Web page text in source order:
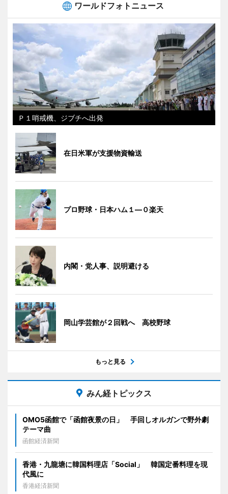
ワールドフォトニュース
Ｐ１哨戒機、ジブチへ出発
在日米軍が支援物資輸送
プロ野球・日本ハム１―０楽天
内閣・党人事、説明避ける
岡山学芸館が２回戦へ 高校野球
もっと見る
みん経トピックス
OMO5函館で「函館夜景の日」 手回しオルガンで野外劇
テーマ曲
函館経済新聞
香港・九龍塘に韓国料理店「Social」 韓国定番料理を現
代風に
香港経済新聞